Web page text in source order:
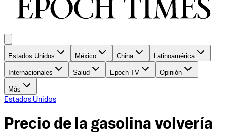
Estados Unidos México China Latinoamérica
Internacionales Salud Epoch TV Opinión
Más
Estados Unidos
Precio de la gasolina volvería